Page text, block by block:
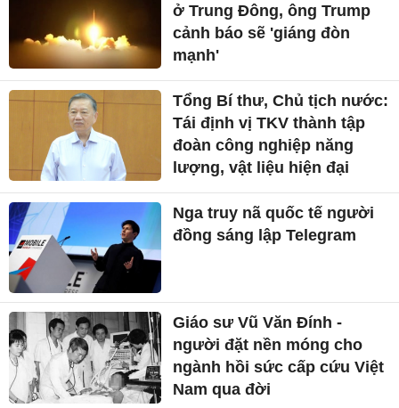
ở Trung Đông, ông Trump
cảnh báo sẽ 'giáng đòn
mạnh'
Tổng Bí thư, Chủ tịch nước:
Tái định vị TKV thành tập
đoàn công nghiệp năng
lượng, vật liệu hiện đại
Nga truy nã quốc tế người
đồng sáng lập Telegram
Giáo sư Vũ Văn Đính -
người đặt nền móng cho
ngành hồi sức cấp cứu Việt
Nam qua đời